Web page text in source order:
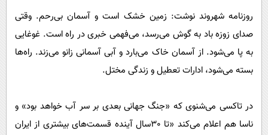
باشگاه مغز
مجله تصویری سلاح
ورزش
سیاست
سرگرمی
گوناگون
عصر ایران 2
خواندنی ها و دیدنی ها
داستان کوتاه
پیامک
آشپزی
آموزش زبان
روزنامه شهروند نوشت: زمین خشک است و آسمان بی‌رحم. وقتی
صدای زوزه باد به گوش می‌رسد، می‌فهمی خبری در راه است. غوغایی
به پا می‌شود. از آسمان خاک می‌بارد و آبی آسمانی زانو می‌زند. راه‌ها
بسته می‌شود، ادارات تعطیل و زندگی مختل.
در تاکسی می‌شنوی که «جنگ جهانی بعدی بر سر آب خواهد بود» و
ناسا هم اعلام می‌کند «تا ٣٠‌‌سال آینده قسمت‌های بیشتری از ایران